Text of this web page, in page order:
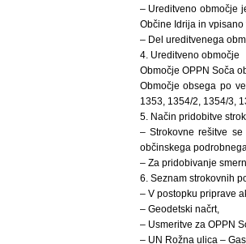
– Ureditveno območje
Občine Idrija in vpisano
– Del ureditvenega
4. Ureditveno območje
Območje OPPN Soča
Območje obsega po
1353, 1354/2, 1354/3,
5. Način pridobitve
– Strokovne rešitve
občinskega
– Za pridobivanje
6. Seznam strokovnih
– V postopku priprave
– Geodetski načrt,
– Usmeritve za OPPN
– UN Rožna ulica –